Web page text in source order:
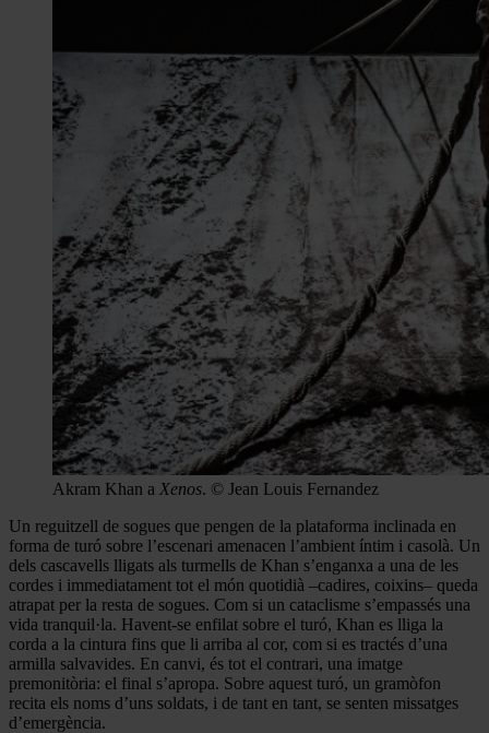
Akram Khan a Xenos. © Jean Louis Fernandez
Un reguitzell de sogues que pengen de la plataforma inclinada en
forma de turó sobre l’escenari amenacen l’ambient íntim i casolà. Un
dels cascavells lligats als turmells de Khan s’enganxa a una de les
cordes i immediatament tot el món quotidià –cadires, coixins– queda
atrapat per la resta de sogues. Com si un cataclisme s’empassés una
vida tranquil·la. Havent-se enfilat sobre el turó, Khan es lliga la
corda a la cintura fins que li arriba al cor, com si es tractés d’una
armilla salvavides. En canvi, és tot el contrari, una imatge
premonitòria: el final s’apropa. Sobre aquest turó, un gramòfon
recita els noms d’uns soldats, i de tant en tant, se senten missatges
d’emergència.